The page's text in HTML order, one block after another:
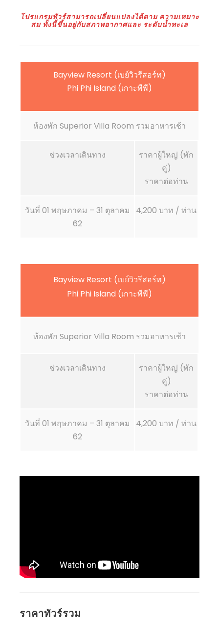
โปรแกรมทัวร์สามารถเปลี่ยนแปลงได้ตาม ความเหมาะ
สม ทั้งนี้ขึ้นอยู่กับสภาพอากาศและ ระดับน้ำทะเล
Bayview Resort (เบย์วิวรีสอร์ท)
Phi Phi Island (เกาะพีพี)
ห้องพัก Superior Villa Room รวมอาหารเช้า
ช่วงเวลาเดินทาง
ราคาผู้ใหญ่ (พัก
คู่)
ราคาต่อท่าน
วันที่ 01 พฤษภาคม – 31 ตุลาคม
62
4,200 บาท / ท่าน
Bayview Resort (เบย์วิวรีสอร์ท)
Phi Phi Island (เกาะพีพี)
ห้องพัก Superior Villa Room รวมอาหารเช้า
ช่วงเวลาเดินทาง
ราคาผู้ใหญ่ (พัก
คู่)
ราคาต่อท่าน
วันที่ 01 พฤษภาคม – 31 ตุลาคม
62
4,200 บาท / ท่าน
ราคาทัวร์รวม